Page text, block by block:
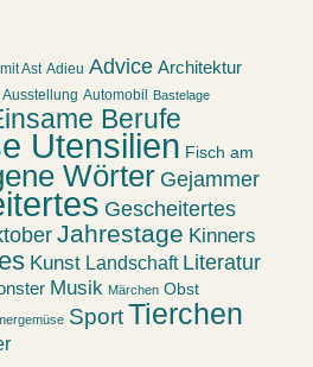
Ast Adieu Advice Architektur
Ausstellung Automobil Bastelage
Berufe
Utensilien Fisch am
Wörter Gejammer
Gescheitertes
Jahrestage Kinners
Kunst Landschaft Literatur
Musik Märchen Obst
SportTierchen